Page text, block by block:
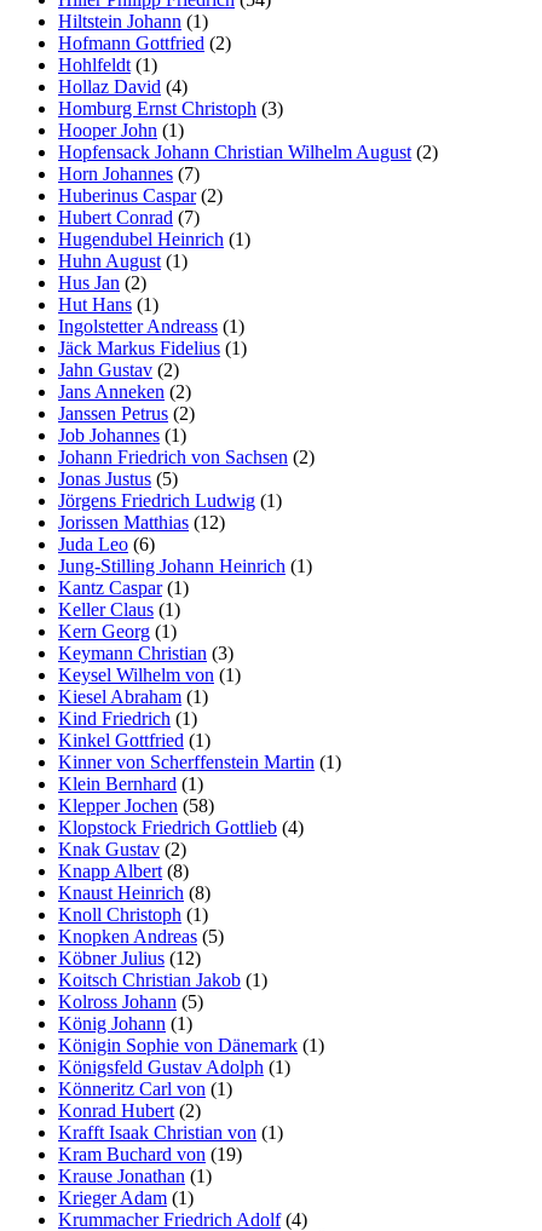
Hiltstein Johann (1)
Hofmann Gottfried (2)
Hohlfeldt (1)
Hollaz David (4)
Homburg Ernst Christoph (3)
Hooper John (1)
Hopfensack Johann Christian Wilhelm August (2)
Horn Johannes (7)
Huberinus Caspar(2)
Hubert Conrad (7)
Hugendubel Heinrich (1)
Huhn August (1)
Hus Jan (2)
Hut Hans (1)
Ingolstetter Andreass (1)
Jäck Markus Fidelius (1)
Jahn Gustav (2)
Jans Anneken (2)
Janssen Petrus (2)
Job Johannes (1)
Johann Friedrich von Sachsen (2)
Jonas Justus (5)
Jörgens Friedrich Ludwig (1)
Jorissen Matthias (12)
Juda Leo (6)
Jung-Stilling Johann Heinrich (1)
Kantz Caspar(1)
Keller Claus (1)
Kern Georg (1)
Keymann Christian (3)
Keysel Wilhelm von (1)
Kiesel Abraham (1)
Kind Friedrich (1)
Kinkel Gottfried (1)
Kinner von Scherffenstein Martin (1)
Klein Bernhard (1)
Klepper Jochen (58)
Klopstock Friedrich Gottlieb (4)
Knak Gustav (2)
Knapp Albert (8)
Knaust Heinrich (8)
Knoll Christoph (1)
Knopken Andreas (5)
Köbner Julius (12)
Koitsch Christian Jakob (1)
Kolross Johann (5)
König Johann (1)
Königin Sophie von Dänemark (1)
Königsfeld Gustav Adolph (1)
Könneritz Carl von (1)
Konrad Hubert (2)
Krafft Isaak Christian von (1)
Kram Buchard von (19)
Krause Jonathan (1)
Krieger Adam (1)
Krummacher Friedrich Adolf(4)